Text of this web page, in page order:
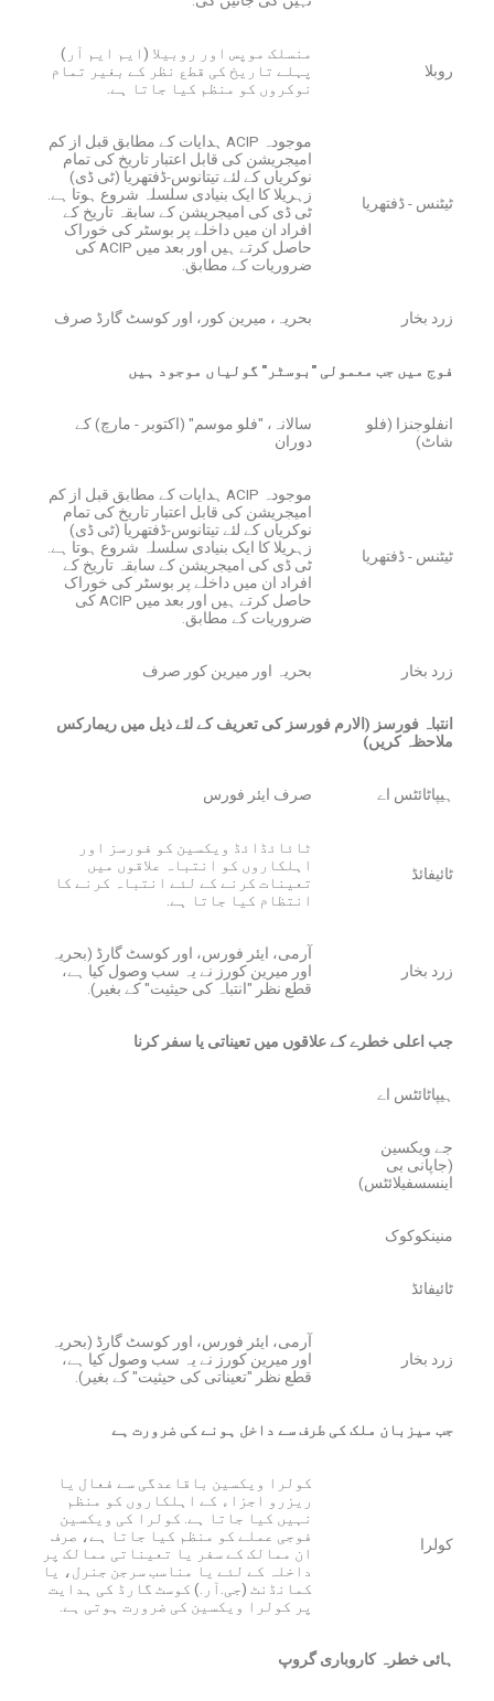
روبلا
منسلک موپس اور روبیلا (ایم ایم آر)
پہلے تاریخ کی قطع نظر کے بغیر تمام
نوکروں کو منظم کیا جاتا ہے.
ٹیٹنس - ڈفتھریا
موجودہ ACIP ہدایات کے مطابق قبل از کم
امیجریشن کی قابل اعتبار تاریخ کی تمام
نوکریاں کے لئے تیتانوس-ڈفتھریا (ٹی ڈی)
زہریلا کا ایک بنیادی سلسلہ شروع ہوتا ہے.
ٹی ڈی کی امیجریشن کے سابقہ ​​تاریخ کے
افراد ان میں داخلے پر بوسٹر کی خوراک
حاصل کرتے ہیں اور بعد میں ACIP کی
ضروریات کے مطابق.
زرد بخار بحریہ، میرین کور، اور کوسٹ گارڈ صرف
فوج میں جب معمولی "بوسٹر" گولیاں موجود ہیں
انفلوجنزا (فلو
شاٹ)
سالانہ، "فلو موسم" (اکتوبر - مارچ) کے
دوران
ٹیٹنس - ڈفتھریا
موجودہ ACIP ہدایات کے مطابق قبل از کم
امیجریشن کی قابل اعتبار تاریخ کی تمام
نوکریاں کے لئے تیتانوس-ڈفتھریا (ٹی ڈی)
زہریلا کا ایک بنیادی سلسلہ شروع ہوتا ہے.
ٹی ڈی کی امیجریشن کے سابقہ ​​تاریخ کے
افراد ان میں داخلے پر بوسٹر کی خوراک
حاصل کرتے ہیں اور بعد میں ACIP کی
ضروریات کے مطابق.
زرد بخار بحریہ اور میرین کور صرف
انتباہ فورسز (الارم فورسز کی تعریف کے لئے ذیل میں ریمارکس
ملاحظہ کریں)
ہیپاٹائٹس اے صرف ایئر فورس
ٹائیفائڈ
ٹائائڈائڈ ویکسین کو فورسز اور
اہلکاروں کو انتباہ علاقوں میں
تعینات کرنے کے لئے انتباہ کرنے کا
انتظام کیا جاتا ہے.
زرد بخار
آرمی، ایئر فورس، اور کوسٹ گارڈ (بحریہ
اور میرین کورز نے یہ سب وصول کیا ہے،
قطع نظر "انتباہ کی حیثیت" کے بغیر).
جب اعلی خطرے کے علاقوں میں تعیناتی یا سفر کرنا
ہیپاٹائٹس اے
جے ویکسین
(جاپانی بی
اینسسفیلائٹس)
منینکوکوک
ٹائیفائڈ
زرد بخار
آرمی، ایئر فورس، اور کوسٹ گارڈ (بحریہ
اور میرین کورز نے یہ سب وصول کیا ہے،
قطع نظر "تعیناتی کی حیثیت" کے بغیر).
جب میزبان ملک کی طرف سے داخل ہونے کی ضرورت ہے
کولرا
کولرا ویکسین باقاعدگی سے فعال یا
ریزرو اجزاء کے اہلکاروں کو منظم
نہیں کیا جاتا ہے. کولرا کی ویکسین
فوجی عملے کو منظم کیا جاتا ہے، صرف
ان ممالک کے سفر یا تعیناتی ممالک پر
داخلہ کے لئے یا مناسب سرجن جنرل، یا
کمانڈنٹ (جی.آر.) کوسٹ گارڈ کی ہدایت
پر کولرا ویکسین کی ضرورت ہوتی ہے.
ہائی خطرہ کاروباری گروپ